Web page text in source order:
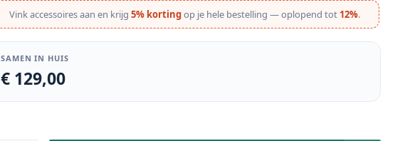
Vink accessoires aan en krijg5% kortingop je hele bestelling — oplopend tot 12%.
SAMEN IN HUIS
€ 129,00